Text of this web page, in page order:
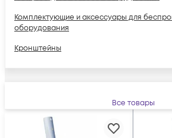
Комплектующие и аксессуары для
оборудования
Кронштейны
Все товары